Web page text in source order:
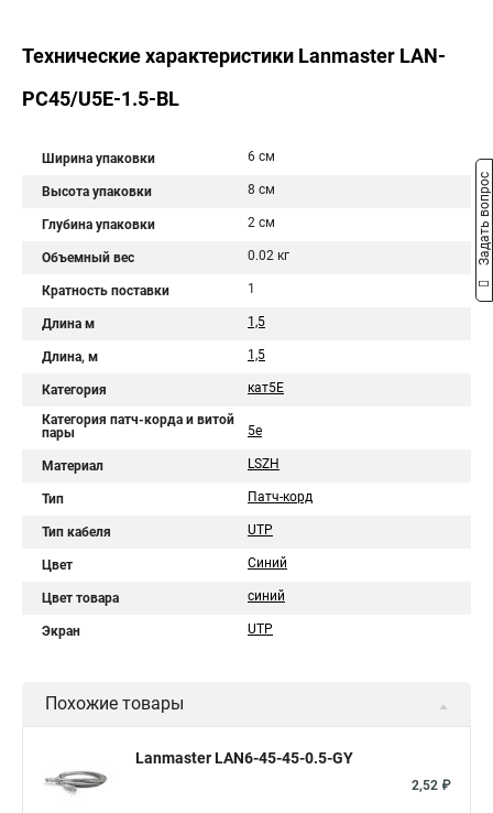
Технические характеристики Lanmaster LAN-
PC45/U5E-1.5-BL
Ширина упаковки 6 см
Высота упаковки 8 см
Глубина упаковки 2 см
Объемный вес 0.02 кг
Кратность поставки 1
Длина м 1,5
Длина, м 1,5
Категория кат5Е
Категория патч-корда и витой
пары
5e
Материал LSZH
Тип Патч-корд
Тип кабеля UTP
Цвет Синий
Цвет товара синий
Экран UTP
Похожие товары
Lanmaster LAN6-45-45-0.5-GY
2,52 ₽
Задать вопрос